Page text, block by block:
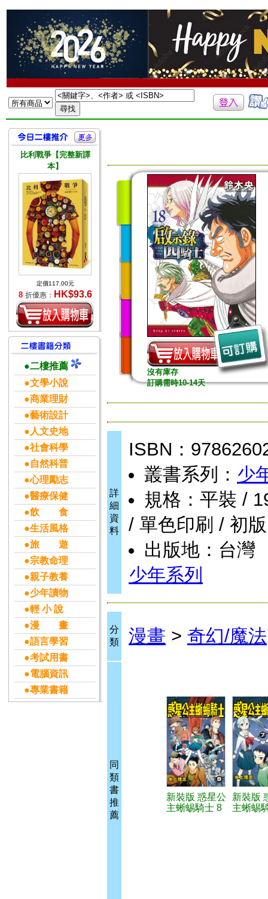
比利戰爭【完整新譯
本】
定價117.00元
8 折優惠： HK$93.6
●二樓推薦
●文學小說
●商業理財
●藝術設計
●人文史地
●社會科學
●自然科普
●心理勵志
●醫療保健
●飲 食
●生活風格
●旅 遊
●宗教命理
●親子教養
●少年讀物
●輕 小 說
●漫 畫
●語言學習
●考試用書
●電腦資訊
●專業書籍
沒有庫存
訂購需時10-14天
詳
細
資
料
ISBN：
叢書系列： 少
規格：平裝 /
/ 單色印刷 / 初版
出版地：台灣
少年系列
分
類
漫畫 > 奇幻/魔法
同
類
書
推
薦
新裝版 惑星公
主蜥蜴騎士 8
新裝版
主蜥蜴